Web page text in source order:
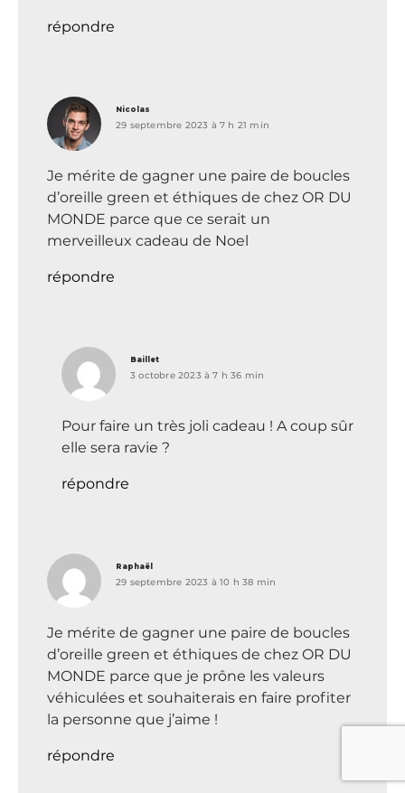
répondre
Nicolas
29 septembre 2023 à 7 h 21 min
Je mérite de gagner une paire de boucles
d’oreille green et éthiques de chez OR DU
MONDE parce que ce serait un
merveilleux cadeau de Noel
répondre
Baillet
3 octobre 2023 à 7 h 36 min
Pour faire un très joli cadeau ! A coup sûr
elle sera ravie ?
répondre
Raphaël
29 septembre 2023 à 10 h 38 min
Je mérite de gagner une paire de boucles
d’oreille green et éthiques de chez OR DU
MONDE parce que je prône les valeurs
véhiculées et souhaiterais en faire profiter
la personne que j’aime !
répondre